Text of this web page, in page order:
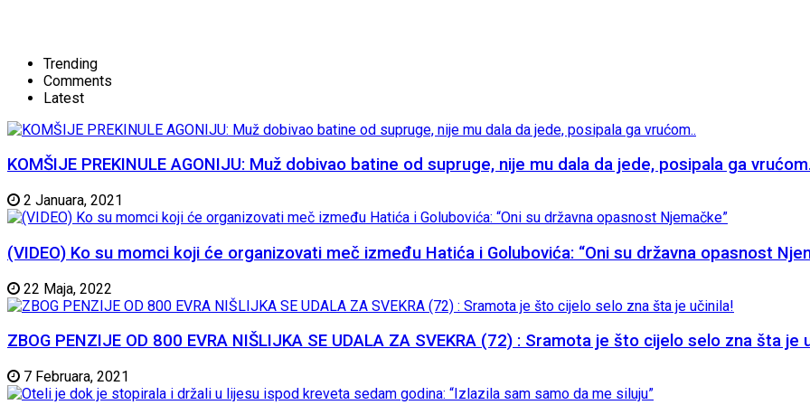
Trending
Comments
Latest
KOMŠIJE PREKINULE AGONIJU: Muž dobivao batine od supruge, nije mu dala da jede, posipala ga
2 Januara, 2021
(VIDEO) Ko su momci koji će organizovati meč između Hatića i Golubovića: “Oni su državna opasnost
22 Maja, 2022
ZBOG PENZIJE OD 800 EVRA NIŠLIJKA SE UDALA ZA SVEKRA (72) : Sramota je što cijelo selo zna šta je
7 Februara, 2021